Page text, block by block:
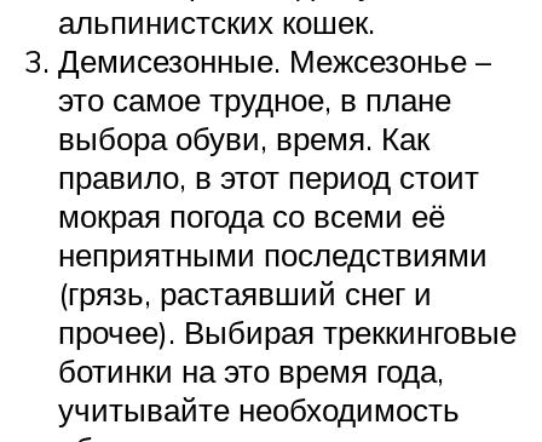
альпинистских кошек.
Демисезонные. Межсезонье –
это самое трудное, в плане
выбора обуви, время. Как
правило, в этот период стоит
мокрая погода со всеми её
неприятными последствиями
(грязь, растаявший снег и
прочее). Выбирая треккинговые
ботинки на это время года,
учитывайте необходимость